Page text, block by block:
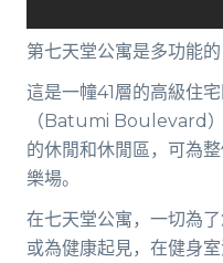
第七天堂公寓是多功能的
這是一幢41層的高級住
（Batumi Boulevard
的休閒和休閒區，可為
樂場。
在七天堂公寓，一切為
或為健康起見，在健身